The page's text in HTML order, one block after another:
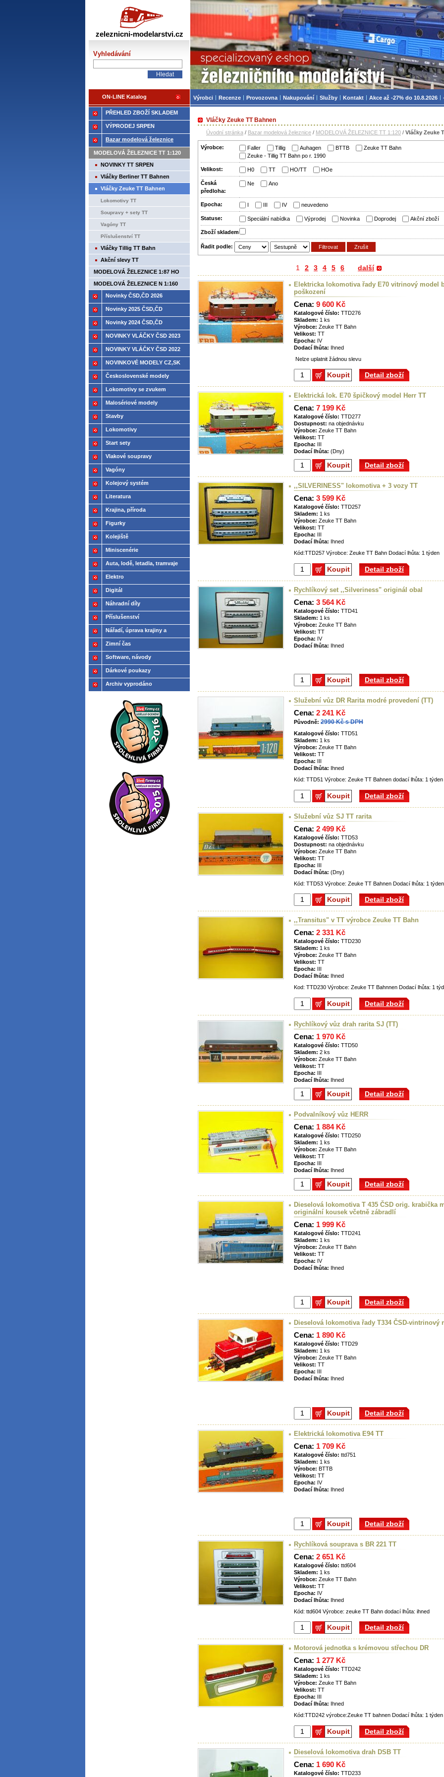
Vláčky Zeuke TT Bahnen
Úvodní stránka / Bazar modelová železnice / MODELOVÁ ŽELEZNICE TT 1:120 / Vláčky Zeuke
Výrobce: Faller Tillig Auhagen BTTB
Zeuke TT Bahn
Zeuke - Tillig TT Bahn po r. 1990
Velikost: H0 TT HO/TT HOe
Česká
předloha:
Ne Ano
Epocha: I III IV neuvedeno
Statuse: Speciální nabídka Výprodej Novinka Doprodej Akční zboží
Zboží­ skladem
Řadit podle:
1 2 3 4 5 6 další
Elektricka lokomotiva řady E70 vitrinový model
poškození
Cena: 9 600 Kč
Katalogové číslo: TTD276
Skladem: 1 ks
Výrobce: Zeuke TT Bahn
Velikost: TT
Epocha: IV
Dodací lhůta: Ihned
Nelze uplatnit žádnou slevu
Koupit Detail zboží
Elektrická lok. E70 špičkový model Herr TT
Cena: 7 199 Kč
Katalogové číslo: TTD277
Dostupnost: na objednávku
Výrobce: Zeuke TT Bahn
Velikost: TT
Epocha:
Dodací lhůta: (Dny)
Koupit Detail zboží
,,SILVERINESS" lokomotiva + 3 vozy TT
Cena: 3 599 Kč
Katalogové číslo: TTD257
Skladem: 1 ks
Výrobce: Zeuke TT Bahn
Velikost: TT
Epocha:
Dodací lhůta: Ihned
Kód:TTD257 Výrobce: Zeuke TT Bahn Dodací lhůta: 1 týden
Koupit Detail zboží
Rychlíkový set ,,Silveriness" originál obal
Cena: 3 564 Kč
Katalogové číslo: TTD41
Skladem: 1 ks
Výrobce: Zeuke TT Bahn
Velikost: TT
Epocha: IV
Dodací lhůta: Ihned
Koupit Detail zboží
Služební vůz DR Rarita modré provedení (TT)
Cena: 2 241 Kč
Původně: 2990 Kč s DPH
Katalogové číslo: TTD51
Skladem: 1 ks
Výrobce: Zeuke TT Bahn
Velikost: TT
Epocha:
Dodací lhůta: Ihned
Kód: TTD51 Výrobce: Zeuke TT Bahnen dodací lhůta: 1 týden
Koupit Detail zboží
Služební vůz SJ TT rarita
Cena: 2 499 Kč
Katalogové číslo: TTD53
Dostupnost: na objednávku
Výrobce: Zeuke TT Bahn
Velikost: TT
Epocha: III
Dodací lhůta: (Dny)
Kód: TTD53 Výrobce: Zeuke TT Bahnen Dodací lhůta: 1 týden
Koupit Detail zboží
,,Transitus" v TT výrobce Zeuke TT Bahn
Cena: 2 331 Kč
Katalogové číslo: TTD230
Skladem: 1 ks
Výrobce: Zeuke TT Bahn
Velikost: TT
Epocha: III
Dodací lhůta: Ihned
Kod: TTD230 Výrobce: Zeuke TT Bahnnen Dodací lhůta: 1
Koupit Detail zboží
Rychlíkový vůz drah rarita SJ (TT)
Cena: 1 970 Kč
Katalogové číslo: TTD50
Skladem: 2 ks
Výrobce: Zeuke TT Bahn
Velikost: TT
Epocha: III
Dodací lhůta: Ihned
Koupit Detail zboží
Podvalníkový vůz HERR
Cena: 1 884 Kč
Katalogové číslo: TTD250
Skladem: 1 ks
Výrobce: Zeuke TT Bahn
Velikost: TT
Epocha: III
Dodací lhůta: Ihned
Koupit Detail zboží
Dieselová lokomotiva T 435 ČSD orig. krabička
originální kousek včetně zábradlí
Cena: 1 999 Kč
Katalogové číslo: TTD241
Skladem: 1 ks
Výrobce: Zeuke TT Bahn
Velikost: TT
Epocha: IV
Dodací lhůta: Ihned
Koupit Detail zboží
Dieselová lokomotiva řady T334 ČSD-vintrinový
Cena: 1 890 Kč
Katalogové číslo: TTD29
Skladem: 1 ks
Výrobce: Zeuke TT Bahn
Velikost: TT
Epocha: III
Dodací lhůta: Ihned
Koupit Detail zboží
Elektrická lokomotiva E94 TT
Cena: 1 709 Kč
Katalogové číslo: ttd751
Skladem: 1 ks
Výrobce: BTTB
Velikost: TT
Epocha: IV
Dodací lhůta: Ihned
Koupit Detail zboží
Rychlíková souprava s BR 221 TT
Cena: 2 651 Kč
Katalogové číslo: ttd604
Skladem: 1 ks
Výrobce: Zeuke TT Bahn
Velikost: TT
Epocha: IV
Dodací lhůta: Ihned
Kód: ttd604 Výrobce: zeuke TT Bahn dodací lhůta: ihned
Koupit Detail zboží
Motorová jednotka s krémovou střechou DR
Cena: 1 277 Kč
Katalogové číslo: TTD242
Skladem: 1 ks
Výrobce: Zeuke TT Bahn
Velikost: TT
Epocha:
Dodací lhůta: Ihned
Kód:TTD242 výrobce:Zeuke TT bahnen Dodací lhůta: 1 týden
Koupit Detail zboží
Dieselová lokomotiva drah DSB TT
Cena: 1 690 Kč
Katalogové číslo: TTD233
PŘEHLED ZBOŽÍ SKLADEM
VÝPRODEJ SRPEN
Bazar modelová železnice
MODELOVÁ ŽELEZNICE TT 1:120
NOVINKY TT SRPEN
Vláčky Berliner TT Bahnen
Vláčky Zeuke TT Bahnen
Lokomotivy TT
Soupravy + sety TT
Vagóny TT
Příslušenství TT
Vláčky Tillig TT Bahn
Akční slevy TT
MODELOVÁ ŽELEZNICE 1:87 HO
MODELOVÁ ŽELEZNICE N 1:160
Novinky ČSD,ČD 2026
Novinky 2025 ČSD,ČD
Novinky 2024 ČSD,ČD
NOVINKY VLÁČKY ČSD 2023
NOVINKY VLÁČKY ČSD 2022
NOVINKOVÉ MODELY CZ,SK
2021
Československé modely
ČSD,ČD
Lokomotivy se zvukem
Malosériové modely
Stavby
Lokomotivy
Start sety
Vlakové soupravy
Vagóny
Kolejový systém
Literatura
Krajina, příroda
Figurky
Kolejiště
Miniscenérie
Auta, lodě, letadla, tramvaje
Elektro
Digitál
Náhradní díly
Příslušenství
Nářadí, úprava krajiny a
modelů
Zimní čas
Software, návody
Dárkové poukazy
Archiv vyprodáno
zeleznicni-modelarstvi.cz
Vyhledávání
ON-LINE Katalog
Železniční modelářství, modely, TT, H0, mašinky
Výrobci Recenze Provozovna Nakupování Služby Kontakt Akce až -27% do 10.8.2026